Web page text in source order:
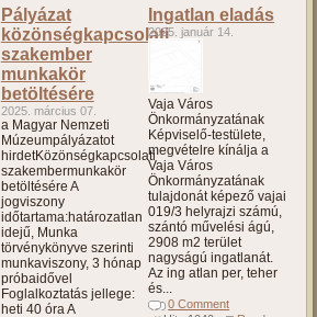
Pályázat
közönségkapcsolati
szakember
munkakör
betöltésére
2025. március 07.
a Magyar Nemzeti
Múzeumpályázatot
hirdetKözönségkapcsolati
szakembermunkakör
betöltésére A
jogviszony
időtartama:határozatlan
idejű, Munka
törvénykönyve szerinti
munkaviszony, 3 hónap
próbaidővel
Foglalkoztatás jellege:
heti 40 óra A
Ingatlan eladás
2025. január 14.
Vaja Város
Önkormányzatának
Képviselő-testülete,
megvételre kínálja a
Vaja Város
Önkormányzatának
tulajdonát képező vajai
019/3 helyrajzi számú,
szántó művelési ágú,
2908 m2 terület
nagyságú ingatlanát.
Az ing atlan per, teher
és...
0 Comment